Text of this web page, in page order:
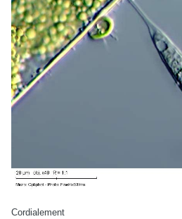
Cordialement